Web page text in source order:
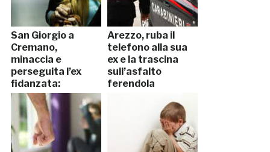
San Giorgio a
Cremano,
minaccia e
perseguita l’ex
fidanzata:
arrestato
Arezzo, ruba il
telefono alla sua
ex e la trascina
sull’asfalto
ferendola